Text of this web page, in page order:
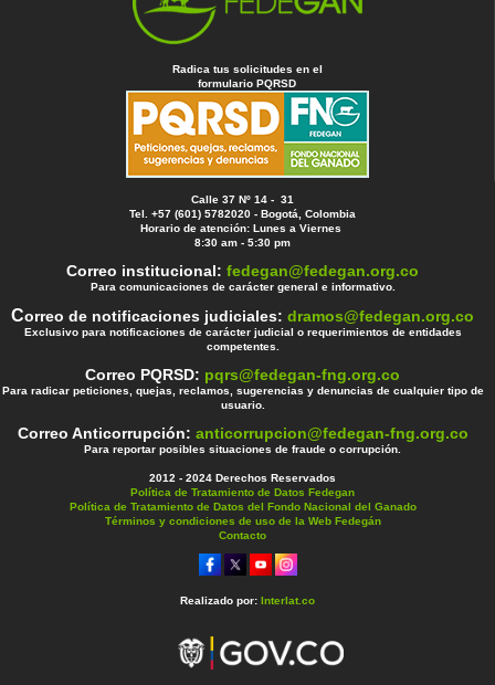
Radica tus solicitudes en el
formulario PQRSD
Calle 37 Nº 14 - 31
Tel. +57 (601) 5782020 - Bogotá, Colombia
Horario de atención: Lunes a Viernes
8:30 am - 5:30 pm
Correo institucional:fedegan@fedegan.org.co
Para comunicaciones de carácter general e informativo.
Correo de notificaciones judiciales:dramos@fedegan.org.co
Exclusivo para notificaciones de carácter judicial o requerimientos de entidades
competentes.
Correo PQRSD: pqrs@fedegan-fng.org.co
Para radicar peticiones, quejas, reclamos, sugerencias y denuncias de cualquier tipo de
usuario.
Correo Anticorrupción: anticorrupcion@fedegan-fng.org.co
Para reportar posibles situaciones de fraude o corrupción.
2012 - 2024 Derechos Reservados
Política de Tratamiento de Datos Fedegan
Política de Tratamiento de Datos del Fondo Nacional del Ganado
Términos y condiciones de uso de la Web Fedegán
Contacto
Realizado por: Interlat.co